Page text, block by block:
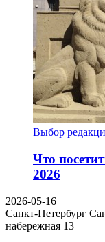
Выбор
Что
2026
2026-05-16
Санкт-Петербург
набережная 13